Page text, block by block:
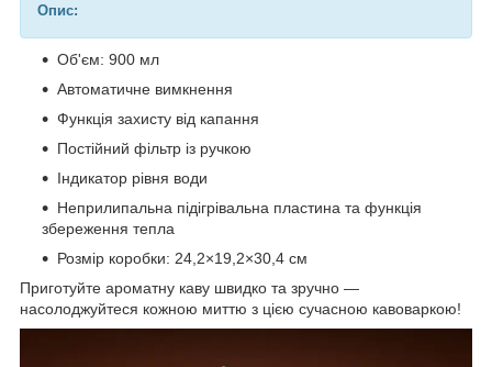
Опис:
Об'єм: 900 мл
Автоматичне вимкнення
Функція захисту від капання
Постійний фільтр із ручкою
Індикатор рівня води
Неприлипальна підігрівальна пластина та функція
збереження тепла
Розмір коробки: 24,2×19,2×30,4 см
Приготуйте ароматну каву швидко та зручно —
насолоджуйтеся кожною миттю з цією сучасною кавоваркою!